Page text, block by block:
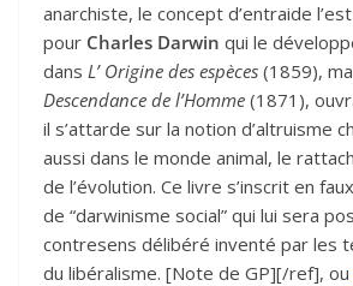
anarchiste, le concept d’entraide
pour Charles Darwin qui le
dans L’ Origine des espèces (1859),
Descendance de l’Homme (1871),
il s’attarde sur la notion d’altruisme
aussi dans le monde animal, le
de l’évolution. Ce livre s’inscrit en
de “darwinisme social” qui lui sera
contresens délibéré inventé par les
du libéralisme. [Note de GP][/ref], ou